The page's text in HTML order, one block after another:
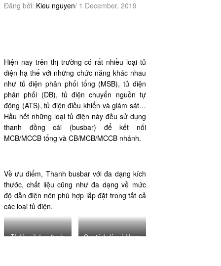
Đăng bởi: Kieu nguyen/ 1 December, 2019
Hiện nay trên thị trường có rất nhiều loại tủ
điện hạ thế với những chức năng khác nhau
như tủ điện phân phối tổng (MSB), tủ điện
phân phối (DB), tủ điện chuyển nguồn tự
động (ATS), tủ điện điều khiển và giám sát…
Hầu hết những loại tủ điện này đều sử dụng
thanh đồng cái (busbar) để kết nối
MCB/MCCB tổng và CB/MCB/MCCB nhánh.
Về ưu điểm, Thanh busbar với đa dạng kích
thước, chất liệu cũng như đa dạng về mức
độ dẫn điện nên phù hợp lắp đặt trong tất cả
các loại tủ điện.
Tủ điện sử dụng thanh
Quy trình dập và khoan